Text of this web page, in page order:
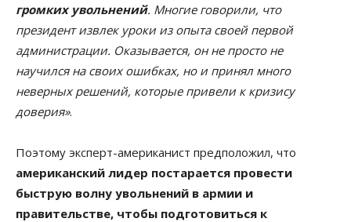
громких увольнений. Многие говорили, что
президент извлек уроки из опыта своей первой
администрации. Оказывается, он не просто не
научился на своих ошибках, но и принял много
неверных решений, которые привели к кризису
доверия».
Поэтому эксперт-американист предположил, что
американский лидер постарается провести
быструю волну увольнений в армии и
правительстве, чтобы подготовиться к